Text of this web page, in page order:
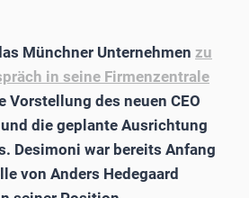
Münchner Unternehmen zu
in seine Firmenzentrale
Vorstellung des neuen CEO
die geplante Ausrichtung
Desimoni war bereits Anfang
von Anders Hedegaard